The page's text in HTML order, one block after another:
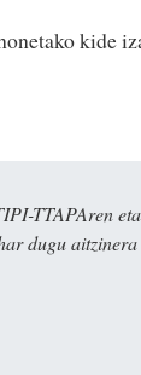
kide
TTAPAren
dugu aitzinera